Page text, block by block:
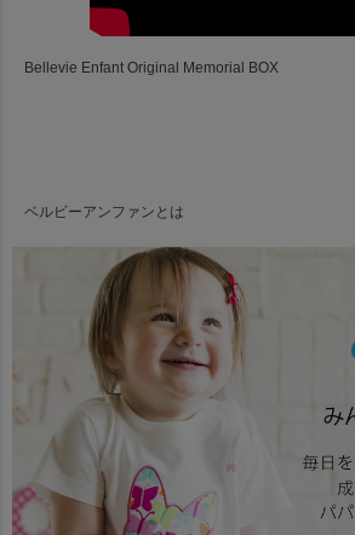
Bellevie Enfant Original Memorial BOX
ベルビーアンファンとは